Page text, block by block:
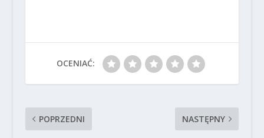
OCENIAĆ:
POPRZEDNI NASTĘPNY